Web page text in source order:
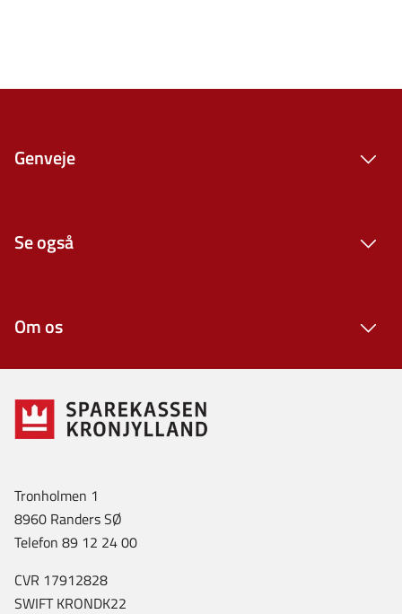
Genveje
Se også
Om os
Tronholmen 1
8960 Randers SØ
Telefon 89 12 24 00
CVR 17912828
SWIFT KRONDK22